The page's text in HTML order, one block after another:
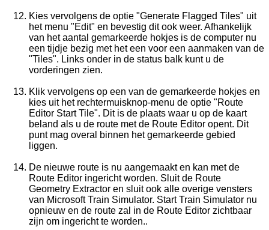
Kies vervolgens de optie "Generate Flagged Tiles" uit
het menu "Edit" en bevestig dit ook weer. Afhankelijk
van het aantal gemarkeerde hokjes is de computer nu
een tijdje bezig met het een voor een aanmaken van de
"Tiles". Links onder in de status balk kunt u de
vorderingen zien.
Klik vervolgens op een van de gemarkeerde hokjes en
kies uit het rechtermuisknop-menu de optie "Route
Editor Start Tile". Dit is de plaats waar u op de kaart
beland als u de route met de Route Editor opent. Dit
punt mag overal binnen het gemarkeerde gebied
liggen.
De nieuwe route is nu aangemaakt en kan met de
Route Editor ingericht worden. Sluit de Route
Geometry Extractor en sluit ook alle overige vensters
van Microsoft Train Simulator. Start Train Simulator nu
opnieuw en de route zal in de Route Editor zichtbaar
zijn om ingericht te worden..